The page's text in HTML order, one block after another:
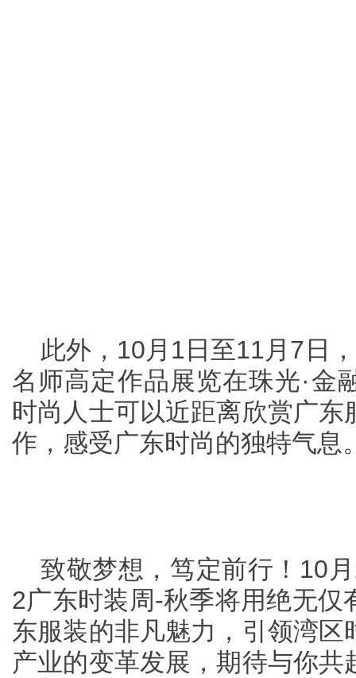
此外，10月1日至11月7日
名师高定作品展览在珠光·金
时尚人士可以近距离欣赏广
作，感受广东时尚的独特气息
致敬梦想，笃定前行！10
2广东时装周-秋季将用绝无仅
东服装的非凡魅力，引领湾
产业的变革发展，期待与你